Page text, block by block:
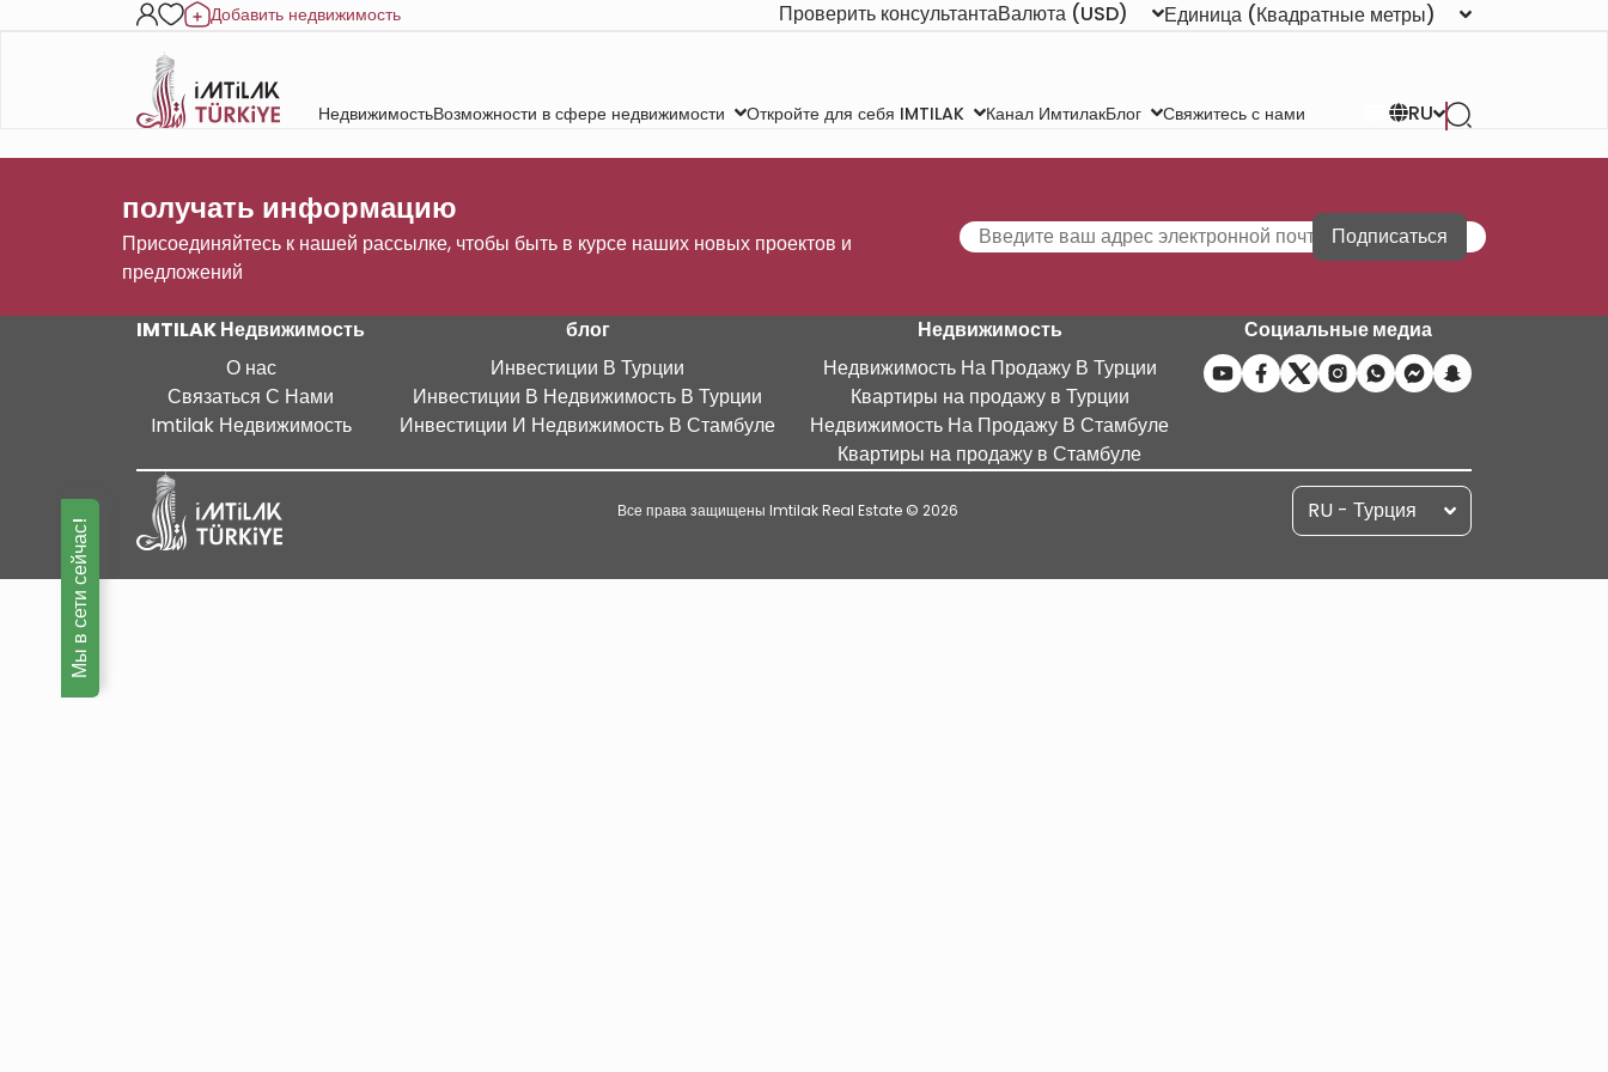
Добавить недвижимость Проверить консультантаВалюта (USD) Единица (Квадратные метры)
НедвижимостьВозможности в сфере недвижимости Откройте для себя IMTILAK Канал ИмтилакБлог Свяжитесь с нами RU
получать информацию
Присоединяйтесь к нашей рассылке, чтобы быть в курсе наших новых проектов и
предложений
Подписаться
IMTILAK Недвижимость
О нас
Связаться С Нами
Imtilak Недвижимость
блог
Инвестиции В Турции
Инвестиции В Недвижимость В Турции
Инвестиции И Недвижимость В Стамбуле
Недвижимость
Недвижимость На Продажу В Турции
Квартиры на продажу в Турции
Недвижимость На Продажу В Стамбуле
Квартиры на продажу в Стамбуле
Социальные медиа
Все права защищены Imtilak Real Estate © 2026 RU - Турция
Мы в сети сейчас!